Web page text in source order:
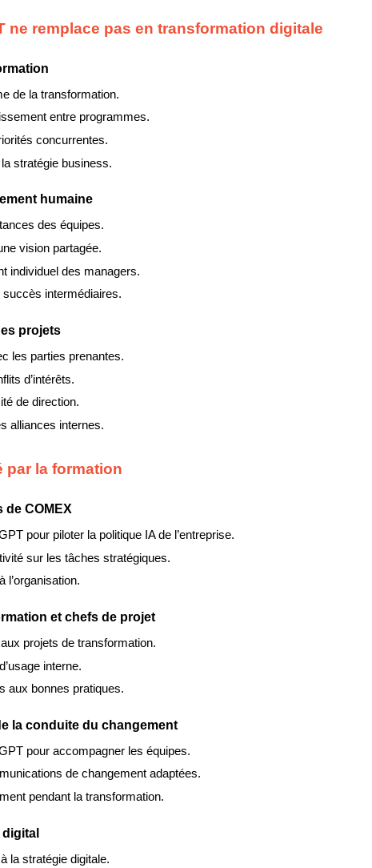
ne remplace pas en transformation digitale
de la transformation.
entre programmes.
concurrentes.
la stratégie business.
humaine
des équipes.
vision partagée.
individuel des managers.
succès intermédiaires.
projets
les parties prenantes.
d’intérêts.
de direction.
alliances internes.
par la formation
de COMEX
pour piloter la politique IA de l’entreprise.
sur les tâches stratégiques.
l’organisation.
et chefs de projet
projets de transformation.
interne.
aux bonnes pratiques.
la conduite du changement
pour accompagner les équipes.
de changement adaptées.
pendant la transformation.
la stratégie digitale.